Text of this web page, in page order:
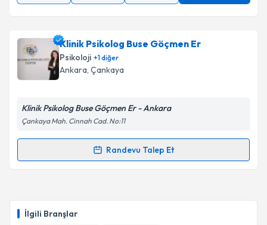
İlgili Branşlar
Klinik Psikolog Buse Göçmen Er
Psikoloji +1diğer
Ankara, Çankaya
Klinik Psikolog Buse Göçmen Er - Ankara
Çankaya Mah. Cinnah Cad. No:11
Randevu Talep Et
Randevu Takvimi Talebi
almanız için bir takvim hazırlandığında e-posta ile